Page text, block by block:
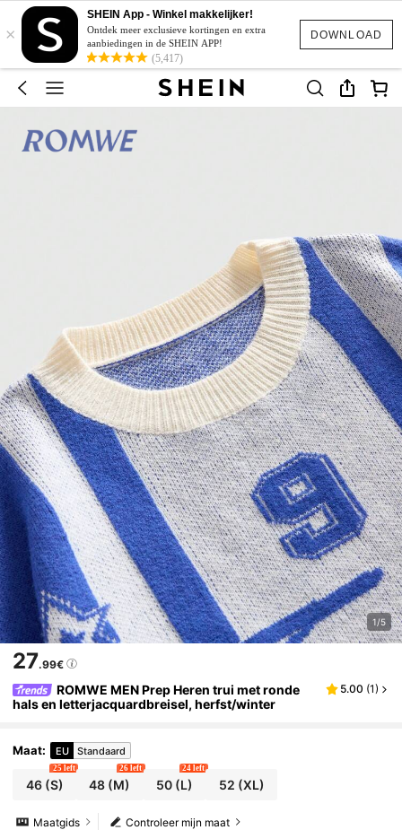
DOWNLOAD
×
SHEIN App - Winkel makkelijker!
Ontdek meer exclusieve kortingen en extra
aanbiedingen in de SHEIN APP!
(5,417)
1/5
27.99€
ROMWE MEN Prep Heren trui met ronde
hals en letterjacquardbreisel, herfst/winter
5.00 (1)
Maat: EU Standaard
46(S)
25 left
48 (M)
26 left
50(L)
24 left
52 (XL)
Controleer mijn maat
Maatgids